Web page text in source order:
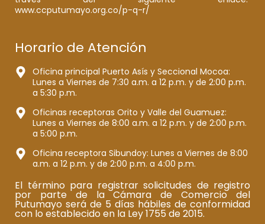
www.ccputumayo.org.co/p-q-r/
Horario de Atención
Oficina principal Puerto Asís y Seccional Mocoa:
Lunes a Viernes de 7:30 a.m. a 12 p.m. y de 2:00 p.m.
a 5:30 p.m.
Oficinas receptoras Orito y Valle del Guamuez:
Lunes a Viernes de 8:00 a.m. a 12 p.m. y de 2:00 p.m.
a 5:00 p.m.
Oficina receptora Sibundoy: Lunes a Viernes de 8:00
a.m. a 12 p.m. y de 2:00 p.m. a 4:00 p.m.
El término para registrar solicitudes de registro
por parte de la Cámara de Comercio del
Putumayo será de 5 días hábiles de conformidad
con lo establecido en la Ley 1755 de 2015.